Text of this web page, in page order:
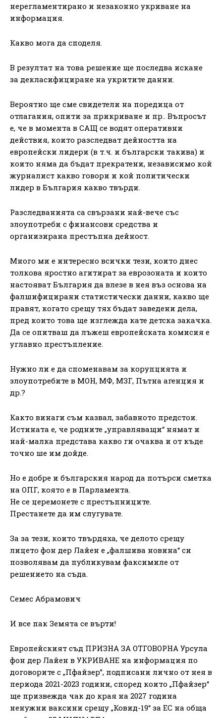
нерегламентирано и незаконно укриване на
информация.
Какво мога да споделя.
В резултат на това решение ще последва искане
за декласифициране на укритите данни.
Вероятно ще сме свидетели на поредица от
отлагания, опити за прикриване и пр.. Въпросът
е, че в момента в САЩ се водят оперативни
действия, които разследват дейността на
европейски лидери (в т.ч. и български такива) и
които няма да бъдат прекратени, независимо кой
журналист какво говори и кой политически
лидер в България какво твърди.
Разследванията са свързани най-вече със
злоупотреби с финансови средства и
организирана престъпна дейност.
Много ми е интересно всички тези, които днес
толкова яростно агитират за еврозоната и които
настояват България да влезе в нея въз основа на
фалшифицирани статистически данни, какво ще
правят, когато срещу тях бъдат заведени дела,
пред които това ще изглежда кате детска закачка.
Да се опитваш да лъжеш европейската комисия е
углавно престъпление.
Нужно ли е да споменавам за корупцията и
злоупотребите в МОН, МФ, МЗГ, Пътна агенция и
др.?
Както винаги съм казвал, забавното предстои.
Истината е, че родните „управляващи“ нямат и
най-малка представа какво ги очаква и от къде
точно ше им дойде.
Но е добре и българския народ да потърси сметка
на ОПГ, която е в Парламента.
Не се церемонете с престъпниците.
Престанете да им слугувате.
За за тези, които твърдяха, че делото срещу
лицето фон дер Лайен е „фалшива новина“ си
позволявам да публикувам факсимиле от
решението на съда.
Семес Абрамович
И все пак Земята се върти!
Европейският съд ПРИЗНА ЗА ОТГОВОРНА Урсула
фон дер Лайен в УКРИВАНЕ на информация по
договорите с „Пфайзер”, подписани лично от нея в
периода 2021-2023 години, според които „Пфайзер“
ще призвежда чак до края на 2027 година
ненужни ваксини срещу „Ковид-19“ за ЕС на обща